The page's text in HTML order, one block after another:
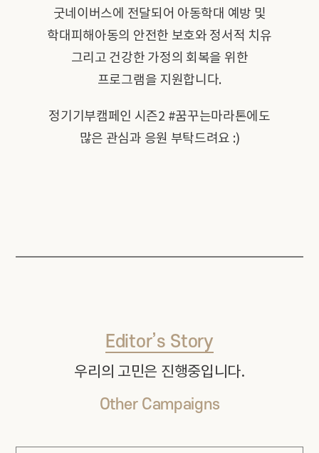
굿네이버스에 전달되어 아동학대 예방 및
학대피해아동의 안전한 보호와 정서적 치유
그리고 건강한 가정의 회복을 위한
프로그램을 지원합니다.
정기기부캠페인 시즌2 #꿈꾸는마라톤에도
많은 관심과 응원 부탁드려요 :)
Editor’s Story
우리의 고민은 진행중입니다.
Other Campaigns